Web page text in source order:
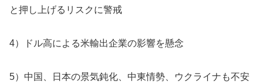
と押し上げるリスクに警戒
4）ドル高による米輸出企業の影響を懸念
5）中国、日本の景気鈍化、中東情勢、ウクライナも不安